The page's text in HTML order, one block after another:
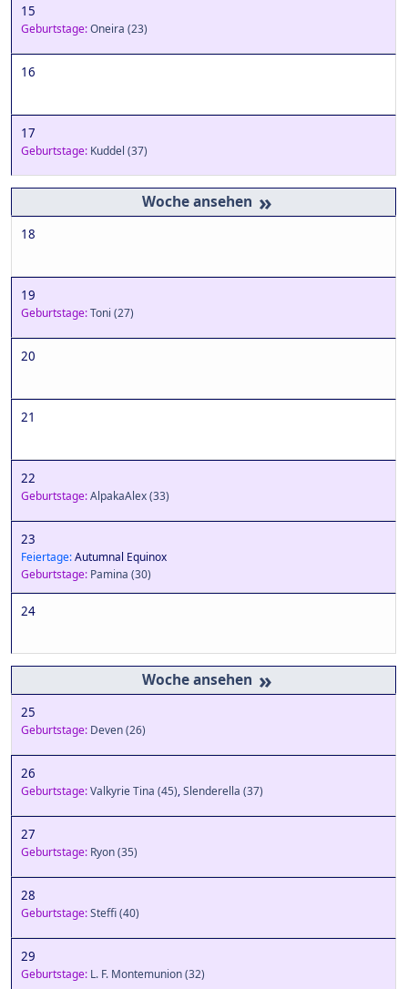
15
Geburtstage:Oneira (23)
16
17
Geburtstage: Kuddel (37)
»
18
19
Geburtstage:Toni (27)
20
21
22
Geburtstage:AlpakaAlex(33)
23
Feiertage:Autumnal Equinox
Geburtstage: Pamina (30)
24
»
25
Geburtstage: Deven(26)
26
Geburtstage:Valkyrie Tina (45),Slenderella (37)
27
Geburtstage: Ryon(35)
28
Geburtstage:Steffi(40)
29
Geburtstage: L. F. Montemunion(32)